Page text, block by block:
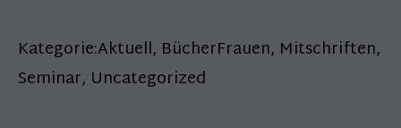
Kategorie:Aktuell, BücherFrauen, Mitschriften,
Seminar, Uncategorized